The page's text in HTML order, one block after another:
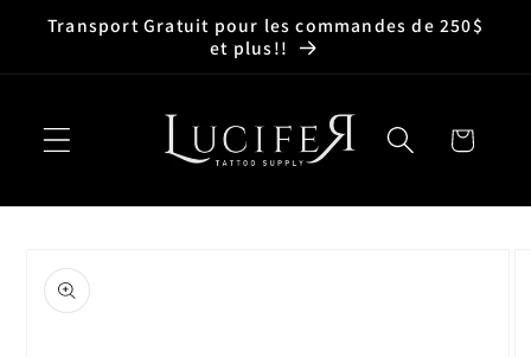
passer
Transport Gratuit pour les commandes de 250$
et plus!!
Panier
informations
produits